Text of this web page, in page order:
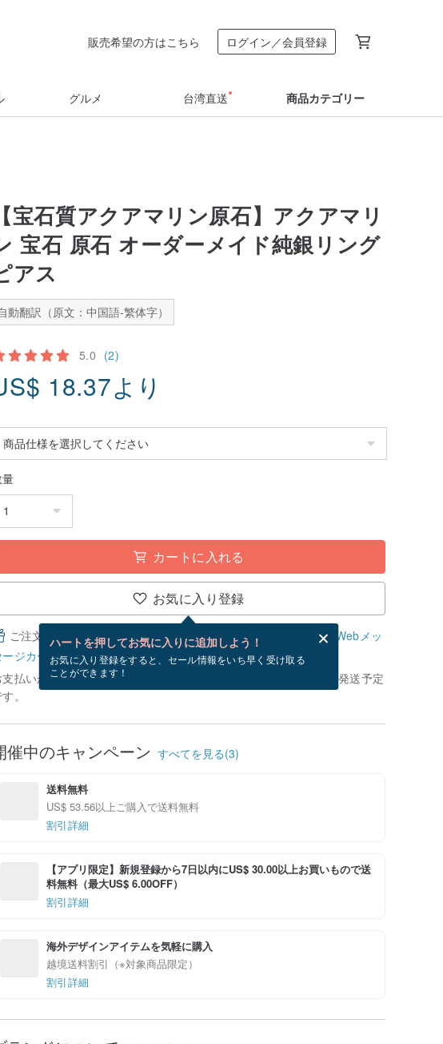
販売希望の方はこちら ログイン／会員登録
グルメ 台湾直送 商品カテゴリー
【宝石質アクアマリン原石】アクアマリ
宝石 原石 オーダーメイド純銀リング
アス
動翻訳（原文：中国語-繁体字）
5.0 (2)
18.37より
カートに入れる
お気に入り登録
ハートを押してお気に入りに追加しよう！
お気に入り登録をすると、セール情報をいち早く受け取る
ことができます！
ご注文完了後、無料でWebメッセージカードを作成できます。
Webメッ
ージカードとは？
支払いが確認できてから、ショップの休日を除く 3 営業日以内に発送予定
。
催中のキャンペーン すべてを見る(3)
送料無料
US$ 53.56以上ご購入で送料無料
割引詳細
【アプリ限定】新規登録から7日以内にUS$ 30.00以上お買いもので送
料無料（最大US$ 6.00OFF）
割引詳細
海外デザインアイテムを気軽に購入
越境送料割引（※対象商品限定）
割引詳細